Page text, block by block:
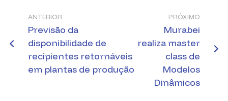
ANTERIOR
Previsão da
disponibilidade de
recipientes retornáveis
em plantas de produção
PRÓXIMO
Murabei
realiza master
class de
Modelos
Dinâmicos